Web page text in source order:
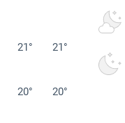
21° 21°
20° 20°